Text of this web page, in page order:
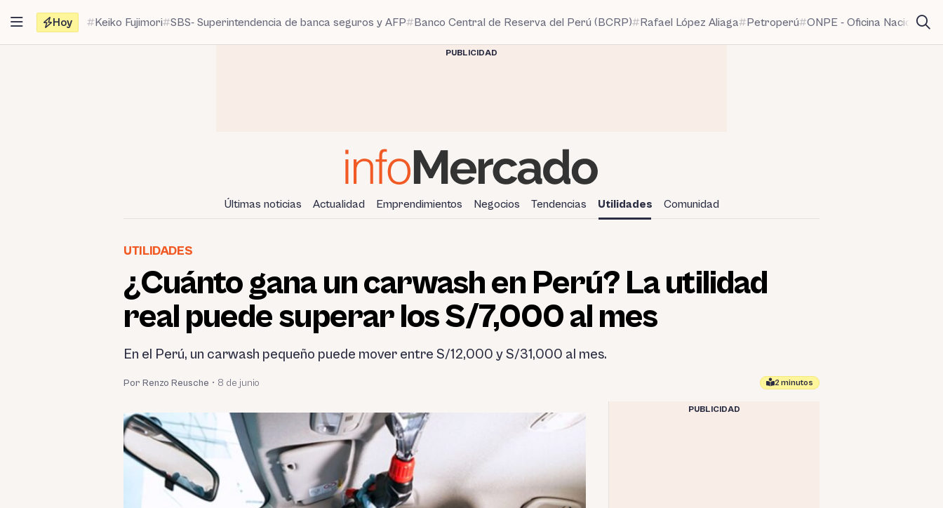
contenido
Hoy Keiko Fujimori SBS- Superintendencia de banca seguros y AFP Banco Central de Reserva del Perú (BCRP) Rafael López Aliaga Petroperú ONPE - Oficina Nacional
PUBLICIDAD
Últimas noticias Actualidad Emprendimientos Negocios Tendencias Utilidades Comunidad
UTILIDADES
¿Cuánto gana un carwash en Perú? La utilidad
real puede superar los S/7,000 al mes
En el Perú, un carwash pequeño puede mover entre S/12,000 y S/31,000 al mes.
Por Renzo Reusche • 8 de junio 2 minutos
PUBLICIDAD